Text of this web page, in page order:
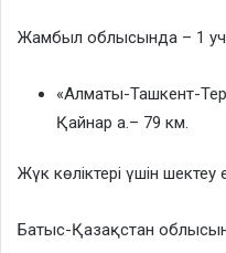
Жамбыл облысында – 1
«Алматы-Ташкент-
Қайнар а.– 79 км.
Жүк көліктері үшін шектеу
Батыс-Қазақстан